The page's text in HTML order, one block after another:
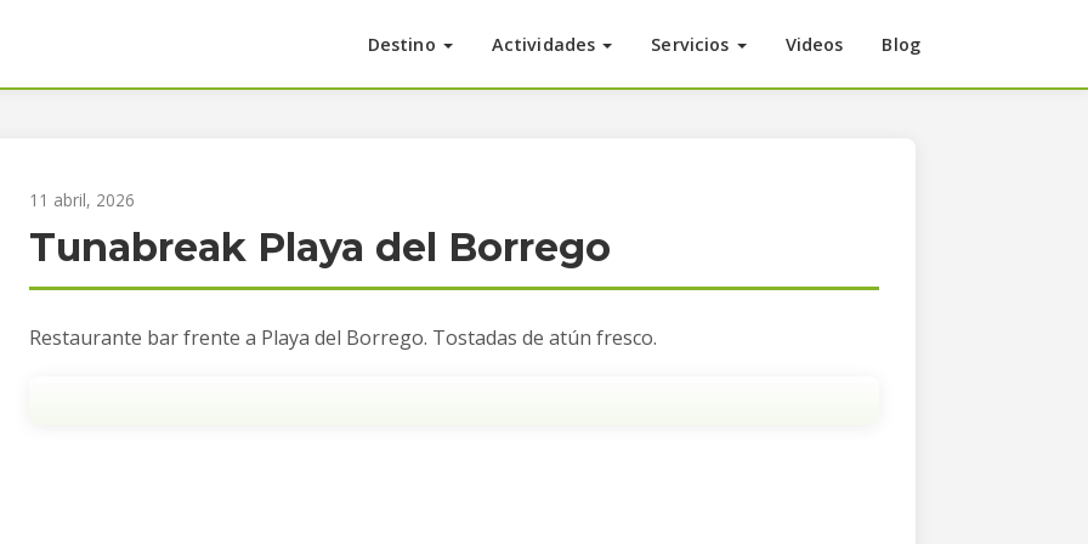
Destino Actividades Servicios Videos Blog
11 abril, 2026
Tunabreak Playa del Borrego
Restaurante bar frente a Playa del Borrego. Tostadas de atún fresco.